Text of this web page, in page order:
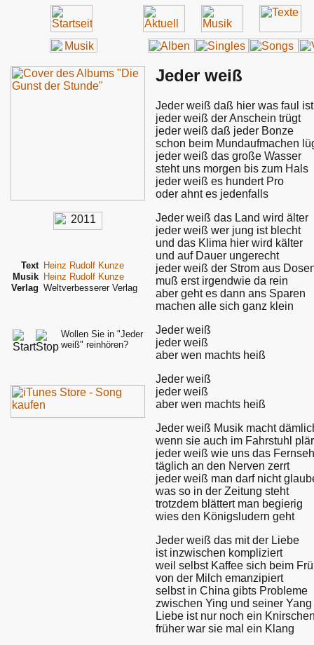
Text Heinz Rudolf Kunze
Musik Heinz Rudolf Kunze
Verlag Weltverbesserer Verlag
Wollen Sie in "Jeder
weiß" reinhören?
Jeder weiß
Jeder weiß daß hier was faul ist
jeder weiß der Anschein trügt
jeder weiß daß jeder Bonze
schon beim Mundaufmachen
jeder weiß das große Wasser
steht uns morgen bis zum Hals
jeder weiß es hundert Pro
oder ahnt es jedenfalls
Jeder weiß das Land wird älter
jeder weiß wer jung ist blecht
und das Klima hier wird kälter
und auf Dauer ungerecht
jeder weiß der Strom aus
muß erst irgendwie da rein
aber geht es dann ans Sparen
machen alle sich ganz klein
Jeder weiß
jeder weiß
aber wen machts heiß
Jeder weiß
jeder weiß
aber wen machts heiß
Jeder weiß Musik macht
wenn sie auch im Fahrstuhl
jeder weiß wie uns das
täglich an den Nerven zerrt
jeder weiß man darf nicht
was so in der Zeitung steht
trotzdem blättert man begierig
wies den Königsludern geht
Jeder weiß das mit der Liebe
ist inzwischen kompliziert
weil selbst Kaffee sich beim
von der Milch emanzipiert
selbst in China gibts Probleme
zwischen Ying und seiner Yang
Liebe ist nur noch ein
früher war sie mal ein Klang